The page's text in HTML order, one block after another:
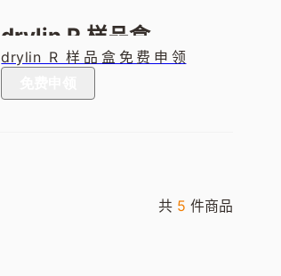
drylin R 样品盒
drylin R 样品盒免费申领
程塑料直线滑动膜，让你零
共 5 件商品